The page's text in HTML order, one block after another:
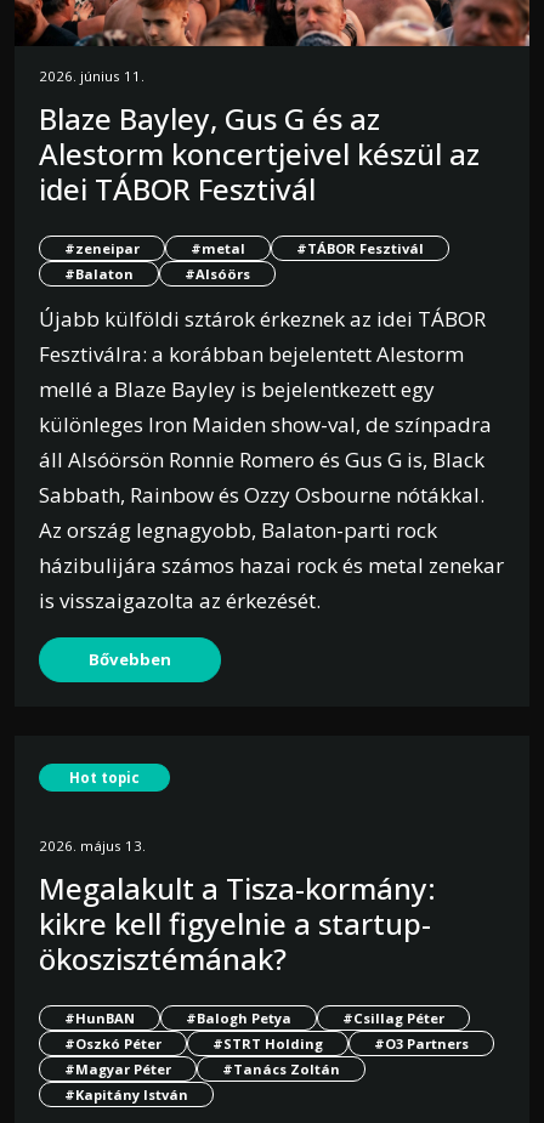
2026. június 11.
Blaze Bayley, Gus G és az
Alestorm koncertjeivel készül az
idei TÁBOR Fesztivál
#zeneipar #metal
#TÁBOR Fesztivál
#Balaton
#Alsóörs
Újabb külföldi sztárok érkeznek az idei TÁBOR
Fesztiválra: a korábban bejelentett Alestorm
mellé a Blaze Bayley is bejelentkezett egy
különleges Iron Maiden show-val, de színpadra
áll Alsóörsön Ronnie Romero és Gus G is, Black
Sabbath, Rainbow és Ozzy Osbourne nótákkal.
Az ország legnagyobb, Balaton-parti rock
házibulijára számos hazai rock és metal zenekar
is visszaigazolta az érkezését.
Bővebben
Hot topic
2026. május 13.
Megalakult a Tisza-kormány:
kikre kell figyelnie a startup-
ökoszisztémának?
#HunBAN #Balogh Petya
#Csillag Péter
#Oszkó Péter
#STRT Holding
#O3 Partners
#Magyar Péter
#Tanács Zoltán
#Kapitány István